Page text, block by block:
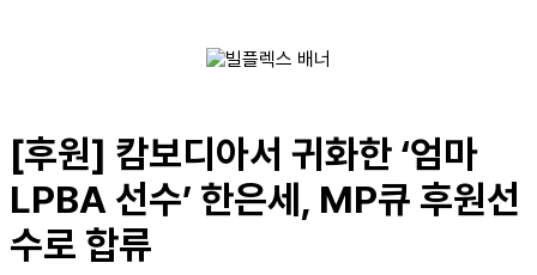
[후원] 캄보디아서 귀화한 ‘엄마
LPBA 선수’ 한은세, MP큐 후원선
수로 합류